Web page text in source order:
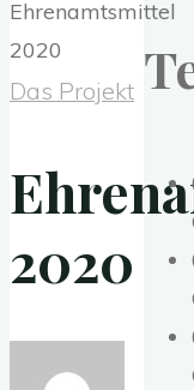
Das Projekt
2020